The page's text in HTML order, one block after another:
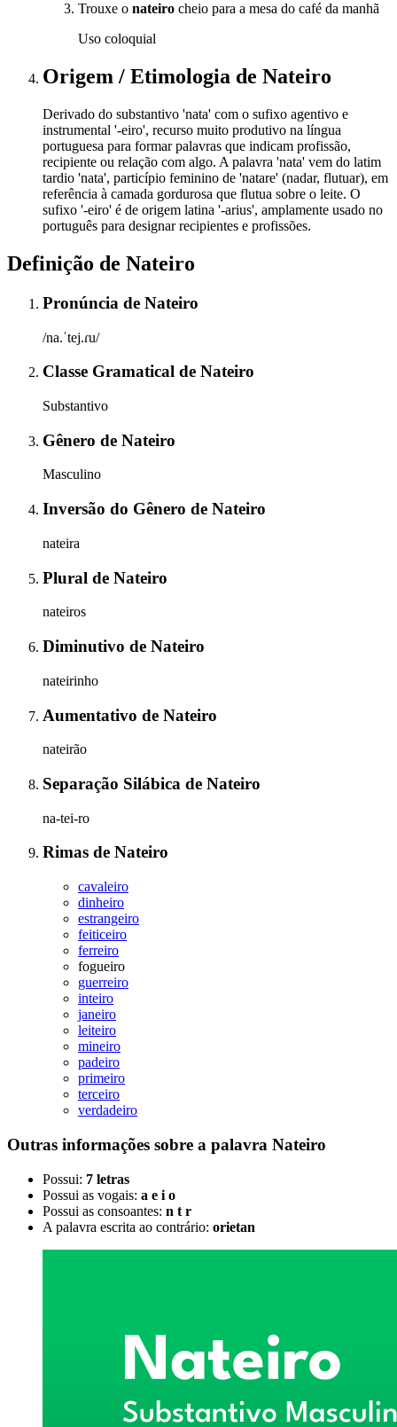
Trouxe o nateiro cheio para a mesa do café da manhã
Uso coloquial
Origem / Etimologia de Nateiro
Derivado do substantivo 'nata' com o sufixo agentivo e
instrumental '-eiro', recurso muito produtivo na língua
portuguesa para formar palavras que indicam profissão,
recipiente ou relação com algo. A palavra 'nata' vem do latim
tardio 'nata', particípio feminino de 'natare' (nadar, flutuar), em
referência à camada gordurosa que flutua sobre o leite. O
sufixo '-eiro' é de origem latina '-arius', amplamente usado no
português para designar recipientes e profissões.
Definição de Nateiro
Pronúncia de Nateiro
/na.ˈtej.ɾu/
Classe Gramatical de Nateiro
Substantivo
Gênero de Nateiro
Masculino
Inversão do Gênero de Nateiro
nateira
Plural de Nateiro
nateiros
Diminutivo de Nateiro
nateirinho
Aumentativo de Nateiro
nateirão
Separação Silábica de Nateiro
na-tei-ro
Rimas de Nateiro
cavaleiro
dinheiro
estrangeiro
feiticeiro
ferreiro
fogueiro
guerreiro
inteiro
janeiro
leiteiro
mineiro
padeiro
primeiro
terceiro
verdadeiro
Outras informações sobre a palavra Nateiro
Possui: 7 letras
Possui as vogais: a e i o
Possui as consoantes: n t r
A palavra escrita ao contrário: orietan